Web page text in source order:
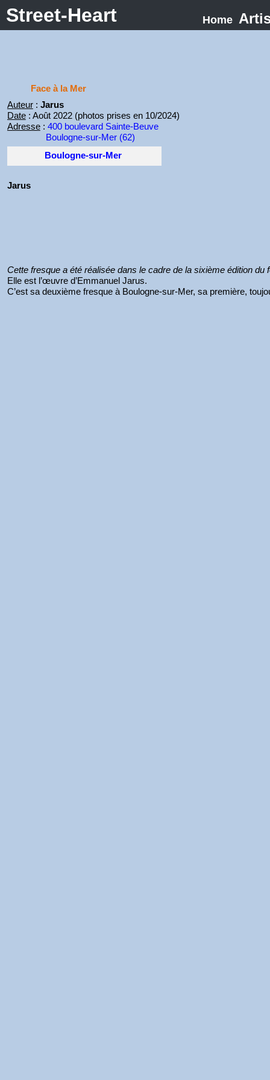
Street-Heart Home
Face à la Mer
Auteur: Jarus
Date: Août 2022 (photos prises en 10/2024)
Adresse: 400 boulevard Sainte-Beuve
Boulogne-sur-Mer (62)
Boulogne-sur-Mer
Jarus
Cette fresque a été réalisée dans le cadre de la sixième édition
Elle est l’œuvre d’Emmanuel Jarus.
C’est sa deuxième fresque à Boulogne-sur-Mer, sa première,